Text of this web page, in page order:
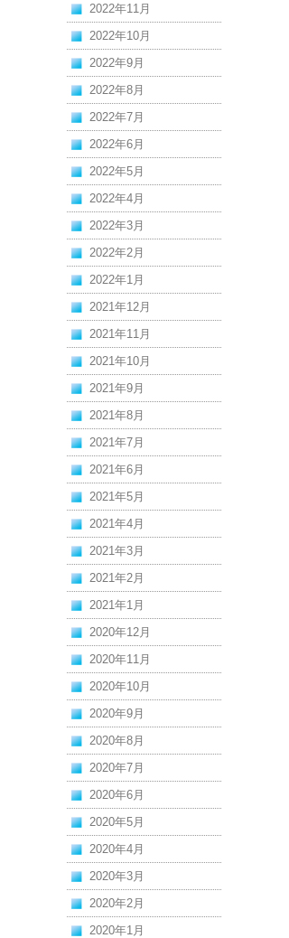
2022年11月
2022年10月
2022年9月
2022年8月
2022年7月
2022年6月
2022年5月
2022年4月
2022年3月
2022年2月
2022年1月
2021年12月
2021年11月
2021年10月
2021年9月
2021年8月
2021年7月
2021年6月
2021年5月
2021年4月
2021年3月
2021年2月
2021年1月
2020年12月
2020年11月
2020年10月
2020年9月
2020年8月
2020年7月
2020年6月
2020年5月
2020年4月
2020年3月
2020年2月
2020年1月